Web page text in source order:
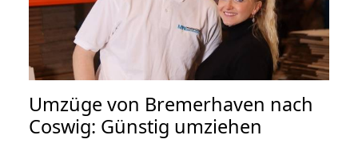
Umzüge von Bremerhaven nach
Coswig: Günstig umziehen